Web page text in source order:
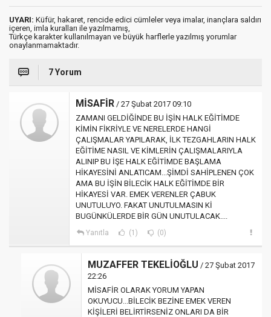
UYARI: Küfür, hakaret, rencide edici cümleler veya imalar, inançlara saldırı
içeren, imla kuralları ile yazılmamış,
Türkçe karakter kullanılmayan ve büyük harflerle yazılmış yorumlar
onaylanmamaktadır.
7 Yorum
MİSAFİR / 27 Şubat 2017 09:10
ZAMANI GELDİĞİNDE BU İŞİN HALK EĞİTİMDE
KİMİN FİKRİYLE VE NERELERDE HANGİ
ÇALIŞMALAR YAPILARAK, İLK TEZGAHLARIN HALK
EĞİTİME NASIL VE KİMLERİN ÇALIŞMALARIYLA
ALINIP BU İŞE HALK EĞİTİMDE BAŞLAMA
HİKAYESİNİ ANLATICAM...ŞİMDİ SAHİPLENEN ÇOK
AMA BU İŞİN BİLECİK HALK EĞİTİMDE BİR
HİKAYESİ VAR. EMEK VERENLER ÇABUK
UNUTULUYO. FAKAT UNUTULMASIN Kİ
BUGÜNKÜLERDE BİR GÜN UNUTULACAK....
Yanıtla (1) (0)
MUZAFFER TEKELİOĞLU / 27 Şubat 2017
22:26
MİSAFİR OLARAK YORUM YAPAN
OKUYUCU...BİLECİK BEZİNE EMEK VEREN
KİŞİLERİ BELİRTİRSENİZ ONLARI DA BİR